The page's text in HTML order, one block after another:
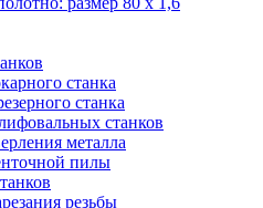
станка
станка
станков
металла
пилы
резьбы